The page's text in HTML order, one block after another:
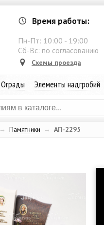
Время работы:
Пн-Пт: 10:00 - 19:00
Сб-Вс: по согласованию
Схемы проезда
Ограды Элементы надгробий
→ Памятники → АП-2295